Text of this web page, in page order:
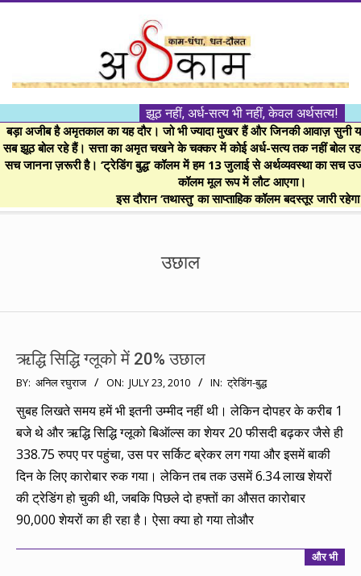
।।
अर्थकाम।।
BE
FINANCIALLY
झूठ नहीं, अर्ध-सत्य भी नहीं, केवल अर्थसत्य!
बड़ा अजीब है अमृतकाल का यह दौर। जो भी ज्यादा मुखर हैं और जिनकी आवाज़ सुनी
सब झूठ बोल रहे हैं। सत्ता का अमृत चखने के चक्कर में कोई अर्ध-सत्य तक नहीं बोल
सच जानना ज़रूरी है। ‘ट्रेडिंग बुद्ध’ कॉलम में हम 13 जुलाई से अर्थव्यवस्था का सच
कॉलम मूल रूप में लौट आएगा।
इस दौरान ‘तथास्तु’ का साप्ताहिक कॉलम बदस्तूर जारी
उछाल
ऋद्धि सिद्धि ग्लूको में 20% उछाल
2010-
23
BY: अनिल रघुराज ON: JULY 23, 2010 IN: ट्रेडिंग-बुद्ध
सुबह लिखते समय हमें भी इतनी उम्मीद नहीं थी। लेकिन दोपहर के करीब 1
बजे थे और ऋद्धि सिद्धि ग्लूको बिऑल्स का शेयर 20 फीसदी बढ़कर जैसे ही
338.75 रुपए पर पहुंचा, उस पर सर्किट ब्रेकर लग गया और इसमें बाकी
दिन के लिए कारोबार रुक गया। लेकिन तब तक उसमें 6.34 लाख शेयरों
की ट्रेडिंग हो चुकी थी, जबकि पिछले दो हफ्तों का औसत कारोबार
90,000 शेयरों का ही रहा है। ऐसा क्या हो गया तोऔर
और भी